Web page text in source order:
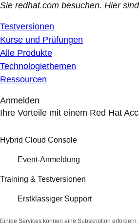
Sie redhat.com besuchen. Hier
Testversionen
Kurse und Prüfungen
Alle Produkte
Technologiethemen
Ressourcen
Anmelden
Ihre Vorteile mit einem Red Hat
Hybrid Cloud Console
Event-Anmeldung
Training & Testversionen
Erstklassiger Support
Einige Services können eine Subskription erfordern.